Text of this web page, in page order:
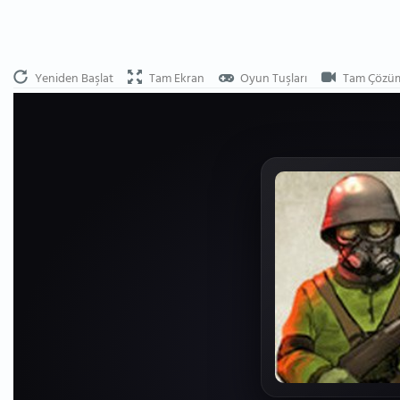
Yeniden Başlat Tam Ekran Oyun Tuşları Tam